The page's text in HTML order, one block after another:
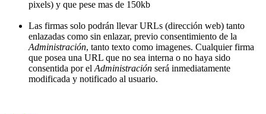
pixels) y que pese mas de 150kb
Las firmas solo podrán llevar URLs (dirección web) tanto
enlazadas como sin enlazar, previo consentimiento de la
Administración, tanto texto como imagenes. Cualquier firma
que posea una URL que no sea interna o no haya sido
consentida por el Administración será inmediatamente
modificada y notificado al usuario.